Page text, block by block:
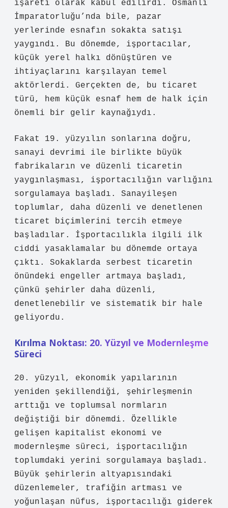
işareti olarak kabul edilirdi. Osmanlı
İmparatorluğu’nda bile, pazar
yerlerinde esnafın sokakta satışı
yaygındı. Bu dönemde, işportacılar,
küçük yerel halkı dönüştüren ve
ihtiyaçlarını karşılayan temel
aktörlerdi. Gerçekten de, bu ticaret
türü, hem küçük esnaf hem de halk için
önemli bir gelir kaynağıydı.
Fakat 19. yüzyılın sonlarına doğru,
sanayi devrimi ile birlikte büyük
fabrikaların ve düzenli ticaretin
yaygınlaşması, işportacılığın varlığını
sorgulamaya başladı. Sanayileşen
toplumlar, daha düzenli ve denetlenen
ticaret biçimlerini tercih etmeye
başladılar. İşportacılıkla ilgili ilk
ciddi yasaklamalar bu dönemde ortaya
çıktı. Sokaklarda serbest ticaretin
önündeki engeller artmaya başladı,
çünkü şehirler daha düzenli,
denetlenebilir ve sistematik bir hale
geliyordu.
Kırılma Noktası: 20. Yüzyıl ve Modernleşme
Süreci
20. yüzyıl, ekonomik yapılarının
yeniden şekillendiği, şehirleşmenin
arttığı ve toplumsal normların
değiştiği bir dönemdi. Özellikle
gelişen kapitalist ekonomi ve
modernleşme süreci, işportacılığın
toplumdaki yerini sorgulamaya başladı.
Büyük şehirlerin altyapısındaki
düzenlemeler, trafiğin artması ve
yoğunlaşan nüfus, işportacılığı giderek